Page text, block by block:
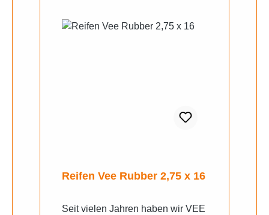
Reifen Vee Rubber 2,75 x 16
Seit vielen Jahren haben wir VEE